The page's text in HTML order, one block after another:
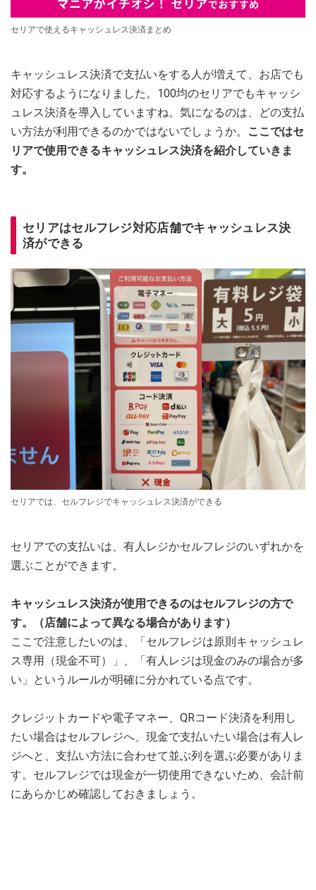
セリアで使えるキャッシュレス決済まとめ
キャッシュレス決済で支払いをする人が増えて、お店でも
対応するようになりました。100均のセリアでもキャッシ
ュレス決済を導入していますね。気になるのは、どの支払
い方法が利用できるのかではないでしょうか。
ここではセ
リアで使用できるキャッシュレス決済を紹介していきま
す。
セリアはセルフレジ対応店舗でキャッシュレス決
済ができる
セリアでは、セルフレジでキャッシュレス決済ができる
セリアでの支払いは、有人レジかセルフレジのいずれかを
選ぶことができます。
キャッシュレス決済が使用できるのはセルフレジの方で
す。（店舗によって異なる場合があります）
ここで注意したいのは、「セルフレジは原則キャッシュレ
ス専用（現金不可）」、「有人レジは現金のみの場合が多
い」というルールが明確に分かれている点です。
クレジットカードや電子マネー、QRコード決済を利用し
たい場合はセルフレジへ、現金で支払いたい場合は有人レ
ジへと、支払い方法に合わせて並ぶ列を選ぶ必要がありま
す。セルフレジでは現金が一切使用できないため、会計前
にあらかじめ確認しておきましょう。